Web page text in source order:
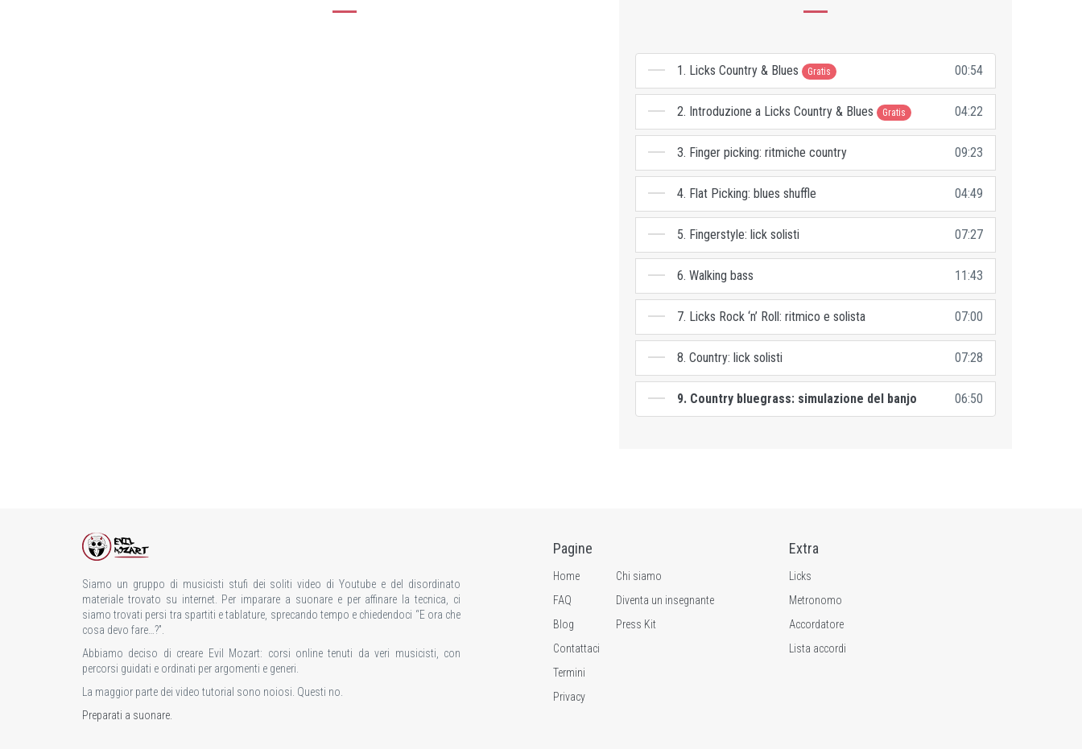
1. Licks Country & Blues Gratis 00:54
2. Introduzione a Licks Country & Blues Gratis 04:22
3. Finger picking: ritmiche country 09:23
4. Flat Picking: blues shuffle 04:49
5. Fingerstyle: lick solisti 07:27
6. Walking bass 11:43
7. Licks Rock ‘n’ Roll: ritmico e solista 07:00
8. Country: lick solisti 07:28
9. Country bluegrass: simulazione del banjo 06:50
Siamo un gruppo di musicisti stufi dei soliti video di Youtube e del disordinato
materiale trovato su internet. Per imparare a suonare e per affinare la tecnica, ci
siamo trovati persi tra spartiti e tablature, sprecando tempo e chiedendoci “E ora che
cosa devo fare…?”.
Abbiamo deciso di creare Evil Mozart: corsi online tenuti da veri musicisti, con
percorsi guidati e ordinati per argomenti e generi.
La maggior parte dei video tutorial sono noiosi. Questi no.
Preparati a suonare.
Pagine
Home
FAQ
Blog
Contattaci
Termini
Privacy
Chi siamo
Diventa un insegnante
Press Kit
Extra
Licks
Metronomo
Accordatore
Lista accordi